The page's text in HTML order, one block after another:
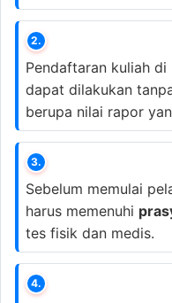
2.
Pendaftaran kuliah
dapat dilakukan
berupa nilai rapor
3.
Sebelum memulai
harus memenuhi
tes fisik dan medis.
4.